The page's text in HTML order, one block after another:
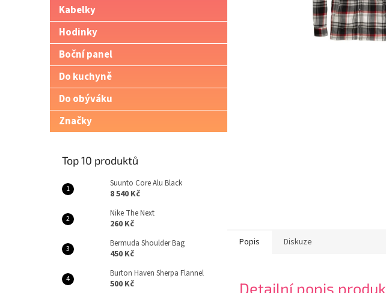
e
Kabelky
Hodinky
Boční panel
Do kuchyně
Do obýváku
Značky
Top 10 produktů
Suunto Core Alu Black
8 540 Kč
Nike The Next
260 Kč
Bermuda Shoulder Bag
450 Kč
Burton Haven Sherpa Flannel
500 Kč
Popis Diskuze
Detailní popis